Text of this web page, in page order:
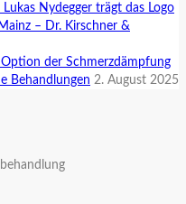
Nydegger trägt das Logo
– Dr. Kirschner &
der Schmerzdämpfung
Behandlungen 2. August 2025